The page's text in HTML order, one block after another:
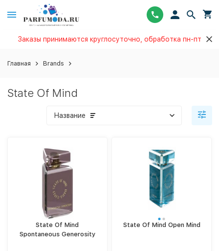
Заказы принимаются круглосуточно, обработка пн-пт
Главная Brands
State Of Mind
Название
State Of Mind
Spontaneous Generosity
State Of Mind Open Mind